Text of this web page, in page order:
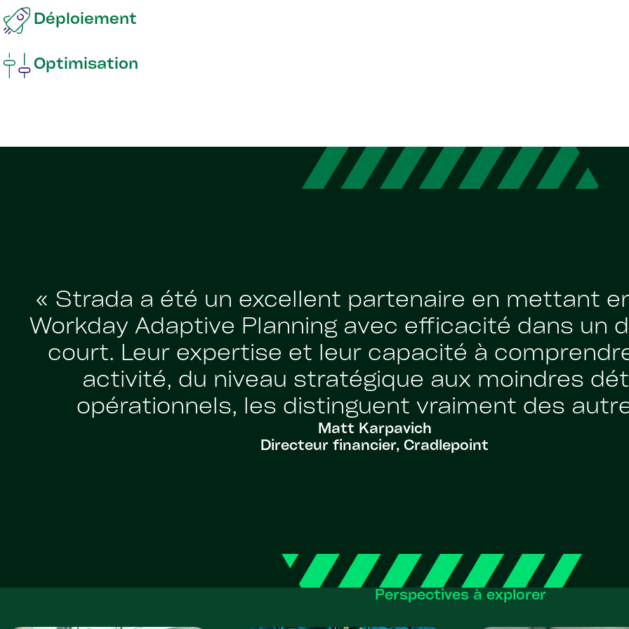
Déploiement
Optimisation
« Strada a été un excellent partenaire en mettant
Workday Adaptive Planning avec efficacité dans un
court. Leur expertise et leur capacité à
activité, du niveau stratégique aux moindres
opérationnels, les distinguent vraiment des
Matt Karpavich
Directeur financier, Cradlepoint
Perspectives à explorer